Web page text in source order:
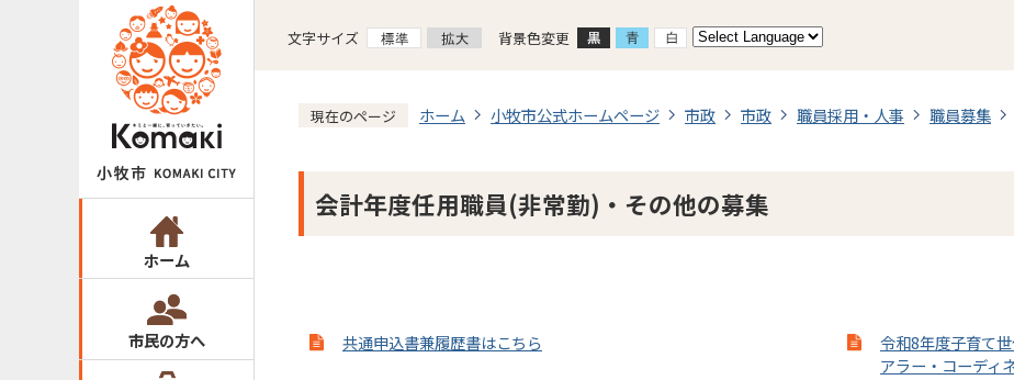
ホーム
市民の方へ
文字サイズ 背景色変更
現在のページ ホーム 小牧市公式ホームページ 市政 市政 職員採用・人事 職員募集
会計年度任用職員(非常勤)・その他の募集
共通申込書兼履歴書はこちら
令和8年度子育て
アラー・コーディ